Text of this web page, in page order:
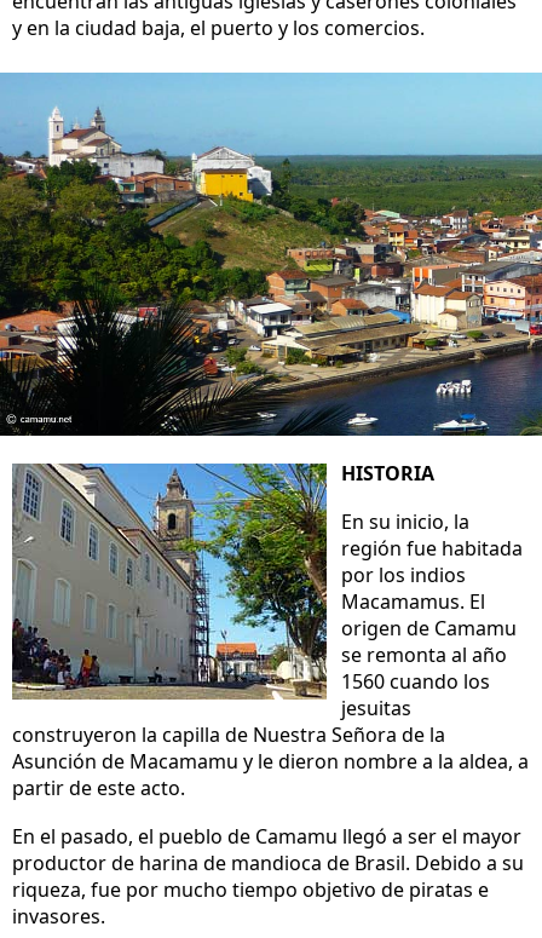
y en la ciudad baja, el puerto y los comercios.
HISTORIA
En su inicio, la
región fue habitada
por los indios
Macamamus. El
origen de Camamu
se remonta al año
1560 cuando los
jesuitas
construyeron la capilla de Nuestra Señora de la
Asunción de Macamamu y le dieron nombre a la aldea, a
partir de este acto.
En el pasado, el pueblo de Camamu llegó a ser el mayor
productor de harina de mandioca de Brasil. Debido a su
riqueza, fue por mucho tiempo objetivo de piratas e
invasores.